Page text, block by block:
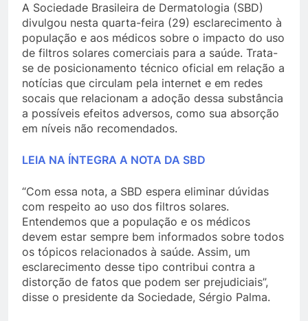
A Sociedade Brasileira de Dermatologia (SBD)
divulgou nesta quarta-feira (29) esclarecimento à
população e aos médicos sobre o impacto do uso
de filtros solares comerciais para a saúde. Trata-
se de posicionamento técnico oficial em relação a
notícias que circulam pela internet e em redes
socais que relacionam a adoção dessa substância
a possíveis efeitos adversos, como sua absorção
em níveis não recomendados.
LEIA NA ÍNTEGRA A NOTA DA SBD
“Com essa nota, a SBD espera eliminar dúvidas
com respeito ao uso dos filtros solares.
Entendemos que a população e os médicos
devem estar sempre bem informados sobre todos
os tópicos relacionados à saúde. Assim, um
esclarecimento desse tipo contribui contra a
distorção de fatos que podem ser prejudiciais”,
disse o presidente da Sociedade, Sérgio Palma.